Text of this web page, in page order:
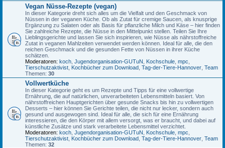
Vegan Nüsse-Rezepte (vegan)
In dieser Kategorie dreht sich alles um die Vielfalt und den Geschmack von
Nüssen in der veganen Küche. Ob als Zutat für cremige Saucen, als knusprige
Ergänzung zu Salaten oder als Basis für pflanzliche Milch und Käse – hier finden
Sie zahlreiche Rezepte, die Nüsse in den Mittelpunkt stellen. Teilen Sie Ihre
Lieblingsgerichte und lassen Sie sich inspirieren, wie Nüsse als nährstoffreiche
Zutat in veganen Mahlzeiten verwendet werden können. Ideal für alle, die den
reichen Geschmack und die gesunden Fette von Nüssen in ihrer Küche
schätzen.
Moderatoren: koch Jugendorganisation-GUTuN Kochschule mpc
Tierschutzaktivist Kochbücher zum Download Tag-der-Tiere-Hannover Team
Themen: 30
Vollwertküche
In dieser Kategorie geht es um Rezepte und Tipps für eine vollwertige
Ernährung, die auf natürlichen, unverarbeiteten Lebensmitteln basiert. Von
nährstoffreichen Hauptgerichten über gesunde Snacks bis hin zu vollwertigen
Desserts – hier können Sie Gerichte teilen, die nicht nur lecker, sondern auch
gesund und ausgewogen sind. Ideal für alle, die sich für eine Ernährung
interessieren, die den Körper mit allem versorgt, was er braucht, und dabei auf
künstliche Zusätze und stark verarbeitete Lebensmittel verzichtet.
Moderatoren: koch Jugendorganisation-GUTuN Kochschule mpc
Tierschutzaktivist Kochbücher zum Download Tag-der-Tiere-Hannover Team
Themen: 32